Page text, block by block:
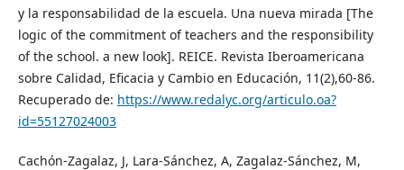
y la responsabilidad de la escuela. Una nueva mirada [The
logic of the commitment of teachers and the responsibility
of the school. a new look]. REICE. Revista Iberoamericana
sobre Calidad, Eficacia y Cambio en Educación, 11(2),60-86.
Recuperado de: https://www.redalyc.org/articulo.oa?
id=55127024003
Cachón-Zagalaz, J, Lara-Sánchez, A, Zagalaz-Sánchez, M,